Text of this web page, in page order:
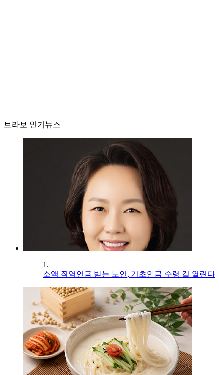
브라보 인기뉴스
1.
소액 직역연금 받는 노인, 기초연금 수령 길 열린다